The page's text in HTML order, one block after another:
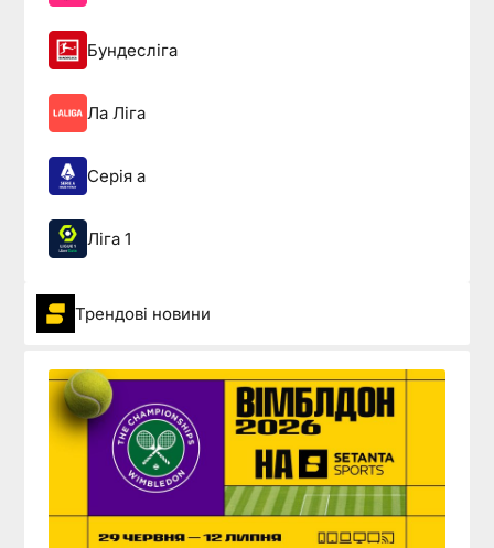
Бундесліга
Ла Ліга
Серія а
Ліга 1
Трендові новини